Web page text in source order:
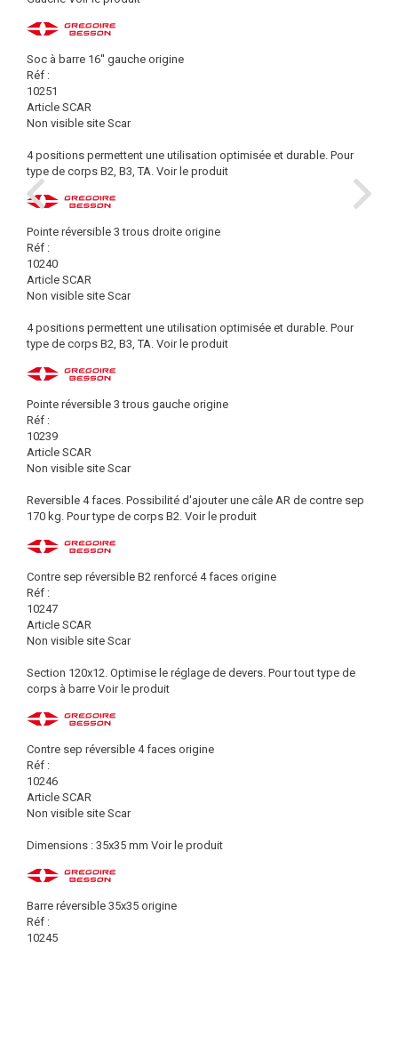
Soc à barre 16'' gauche origine
Réf :
10251
Article SCAR
Non visible site Scar
4 positions permettent une utilisation optimisée et durable. Pour
type de corps B2, B3, TA. Voir le produit
Pointe réversible 3 trous droite origine
Réf :
10240
Article SCAR
Non visible site Scar
4 positions permettent une utilisation optimisée et durable. Pour
type de corps B2, B3, TA. Voir le produit
Pointe réversible 3 trous gauche origine
Réf :
10239
Article SCAR
Non visible site Scar
Reversible 4 faces. Possibilité d'ajouter une câle AR de contre sep
170 kg. Pour type de corps B2. Voir le produit
Contre sep réversible B2 renforcé 4 faces origine
Réf :
10247
Article SCAR
Non visible site Scar
Section 120x12. Optimise le réglage de devers. Pour tout type de
corps à barre Voir le produit
Contre sep réversible 4 faces origine
Réf :
10246
Article SCAR
Non visible site Scar
Dimensions : 35x35 mm Voir le produit
Barre réversible 35x35 origine
Réf :
10245